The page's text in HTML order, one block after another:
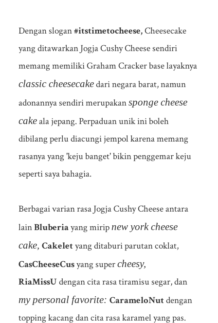
Dengan slogan#itstimetocheese,Cheesecake
yang ditawarkan Jogja Cushy Cheese sendiri
memang memiliki Graham Cracker base layaknya
classic cheesecakedari negara barat, namun
adonannya sendiri merupakansponge cheese
cakeala jepang. Perpaduan unik ini boleh
dibilang perlu diacungi jempol karena memang
rasanya yang 'keju banget' bikin penggemar keju
seperti saya bahagia.
Berbagai varian rasa Jogja Cushy Cheese antara
lainBluberiayang mirip new york cheese
cake, Cakeletyang ditaburi parutan coklat,
CasCheeseCusyang supercheesy,
RiaMissUdengan cita rasa tiramisu segar, dan
my personal favorite: CarameloNutdengan
topping kacang dan cita rasa karamel yang pas.